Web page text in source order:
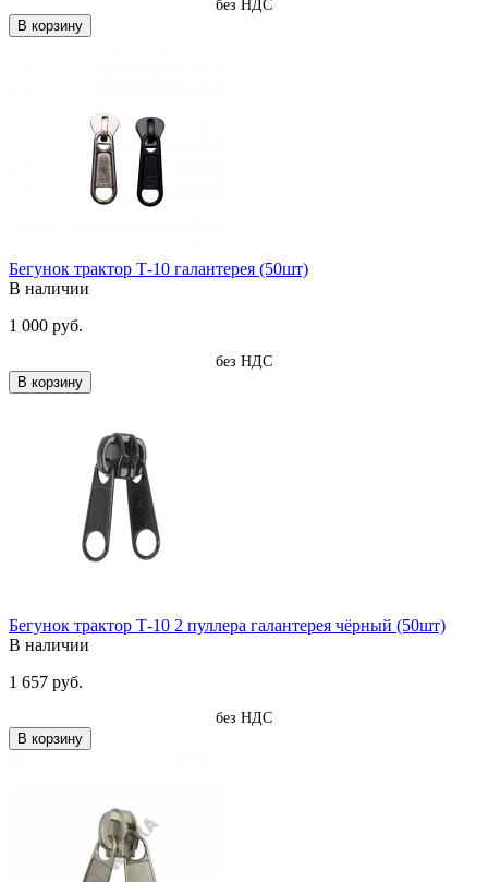
без НДС
В корзину
Бегунок трактор Т-10 галантерея (50шт)
В наличии
1 000 руб.
без НДС
В корзину
Бегунок трактор Т-10 2 пуллера галантерея чёрный (50шт)
В наличии
1 657 руб.
без НДС
В корзину